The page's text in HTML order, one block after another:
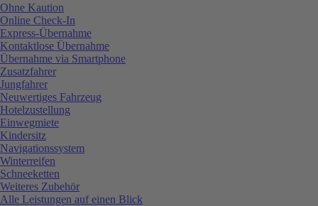
Ohne Kaution
Online Check-In
Express-Übernahme
Kontaktlose Übernahme
Übernahme via Smartphone
Zusatzfahrer
Jungfahrer
Neuwertiges Fahrzeug
Hotelzustellung
Einwegmiete
Kindersitz
Navigationssystem
Winterreifen
Schneeketten
Weiteres Zubehör
Alle Leistungen auf einen Blick